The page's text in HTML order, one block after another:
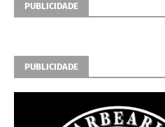
PUBLICIDADE
PUBLICIDADE